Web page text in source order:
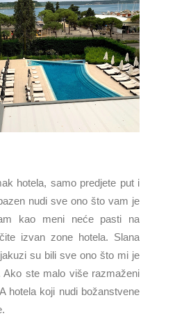
hotela, samo predjete put i
nudi sve ono što vam je
kao meni neće pasti na
izvan zone hotela. Slana
su bili sve ono što mi je
Ako ste malo više razmaženi
hotela koji nudi božanstvene